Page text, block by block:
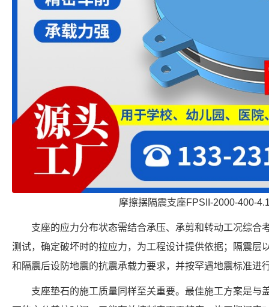
摩擦摆隔震支座FPSII-2000-400-
支座的应力分布状态需结合承压、承剪和转动工况综合
测试，确定破坏时的拉应力，为工程设计提供依据；隔震层
和隔震后设防地震的抗震承载力要求，并按罕遇地震标准进
支座垫石的施工质量同样至关重要。最佳施工方案是与